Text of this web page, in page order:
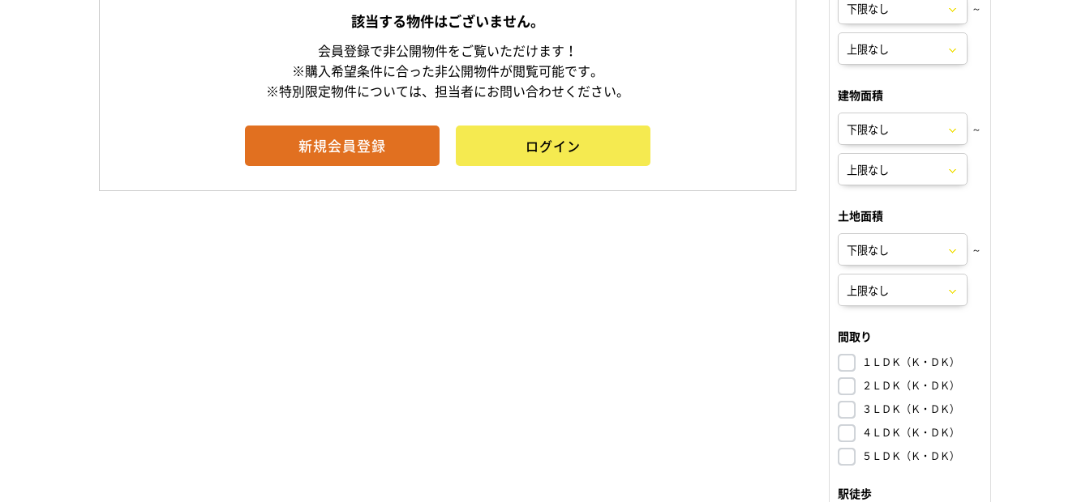
該当する物件はございません。
会員登録で非公開物件をご覧いただけます！
※購入希望条件に合った非公開物件が閲覧可能です。
※特別限定物件については、担当者にお問い合わせください。
新規会員登録 ログイン
～
建物面積
～
土地面積
～
間取り
１ＬＤＫ（Ｋ・ＤＫ）
２ＬＤＫ（Ｋ・ＤＫ）
３ＬＤＫ（Ｋ・ＤＫ）
４ＬＤＫ（Ｋ・ＤＫ）
５ＬＤＫ（Ｋ・ＤＫ）
駅徒歩